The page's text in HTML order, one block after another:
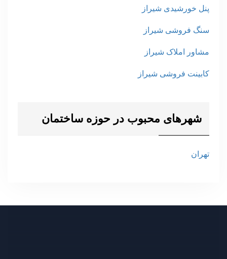
پنل خورشیدی شیراز
سنگ فروشی شیراز
مشاور املاک شیراز
کابینت فروشی شیراز
شهرهای محبوب در حوزه ساختمان
تهران